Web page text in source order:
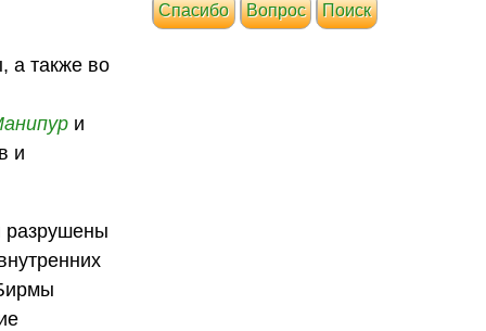
а также во
и
и
разрушены
Cпасибо Вопрос Поиск